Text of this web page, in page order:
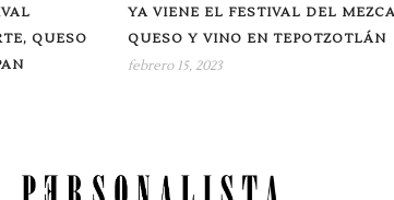
QUESO
YA VIENE EL FESTIVAL DEL
QUESO Y VINO EN TEPOTZOTLÁN
febrero 15, 2023